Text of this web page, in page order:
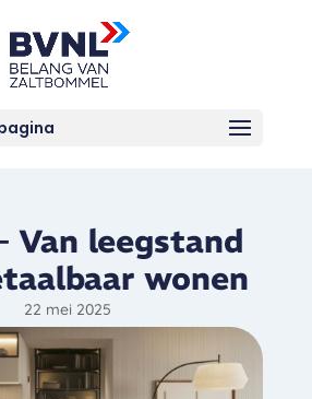
Van leegstand
wonen
22 mei 2025